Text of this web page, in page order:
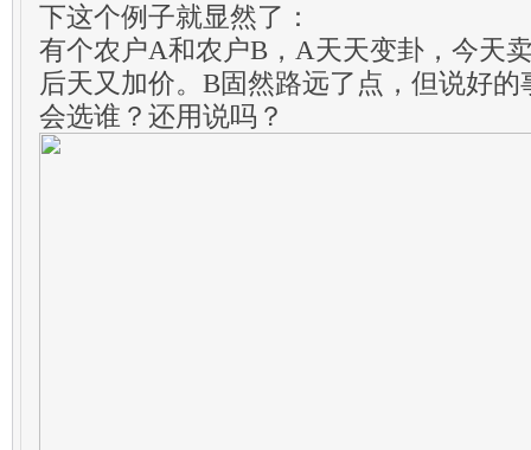
下这个例子就显然了：
有个农户A和农户B，A天天变卦，今天
后天又加价。B固然路远了点，但说好
会选谁？还用说吗？